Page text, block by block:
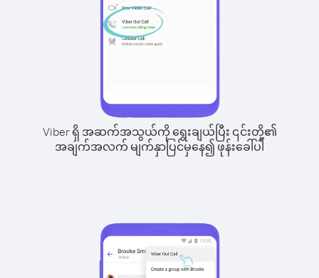
Viber ရှိ အဆက်အသွယ်ကို ရွေးချယ်ပြီး ၎င်းတို့၏
အချက်အလက် မျက်နှာပြင်မှနေ၍ ဖုန်းခေါ်ပါ